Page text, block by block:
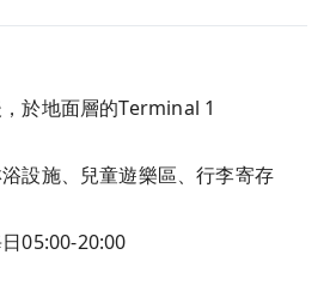
於地面層的Terminal 1
設施、兒童遊樂區、行李寄存
05:00-20:00